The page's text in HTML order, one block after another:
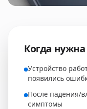
Когда нужна
Устройство
появились
После падения/
симптомы